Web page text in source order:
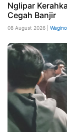
Nglipar
Cegah Banjir
08 August 2026 | Wagino